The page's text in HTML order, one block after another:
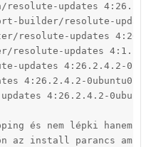
updates
builder/resolute-
resolute-updates
updates
updates 4:26.2.4.2-
4:26.2.4.2-
4:26.2.4.2-
és nem lépki hanem
az install parancs ami